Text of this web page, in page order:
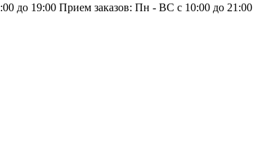
до 19:00 Прием заказов: Пн - ВС с 10:00 до 21:00